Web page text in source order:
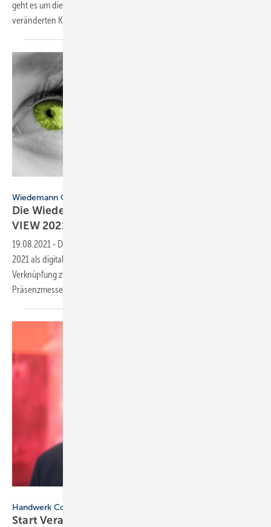
geht es um die Digitalisierung von SHK-Unternehmen und die
veränderten Kundenansprüche an
Wiedemann Gruppe
Die Wiedemann-Gruppe lädt zur Veranstaltung
VIEW 2021
19.08.2021 - Die zweite Auflage des Events findet am 09. September
2021 als digitale Gartenveranstaltung statt und schafft eine
Verknüpfung zwischen virtuellen Begegnungen und einer
Präsenzmesse an den Hauptstandorten der
Handwerk Connected
Start Veranstaltungsreihe für das baunahe